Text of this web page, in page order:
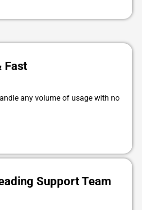
Fast
any volume of usage with no
Support Team